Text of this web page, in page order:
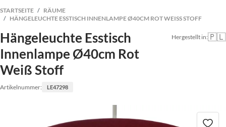
STARTSEITE
RÄUME
HÄNGELEUCHTE ESSTISCH INNENLAMPE Ø40CM ROT WEISS STOFF
Hängeleuchte Esstisch
Innenlampe Ø40cm Rot
Weiß Stoff
Artikelnummer: LE47298
Hergestellt in:🇵🇱